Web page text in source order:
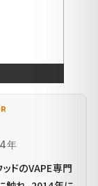
年
ドのVAPE専門